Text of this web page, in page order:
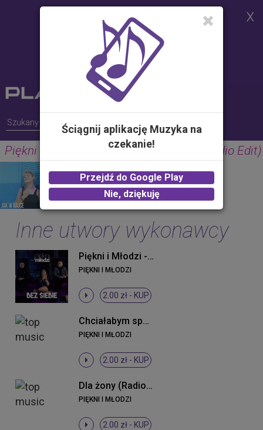
celu realizacji usług i zgodnie z
Polityką Plików Cookies.
Możesz określić warunki
przechowywania lub dostępu do
plików cookies w Twojej
przeglądarce
Piękni i Młodzi - Jak w bajce (ti amo) (Radio Edit)
PIĘKNI I MŁODZI
2.00 zł -KUP
Inne utwory wykonawcy
Piękni i Młodzi - Bez siebie (Original Mix)
PIĘKNI I MŁODZI
2.00 zł - KUP
Chciałabym spać z Tobą
PIĘKNI I MŁODZI
2.00 zł - KUP
Dla żony (Radio Edit)
PIĘKNI I MŁODZI
2.00 zł - KUP
Ściągnij aplikację Muzyka na
czekanie!
Przejdź do Google Play
Nie, dziękuję